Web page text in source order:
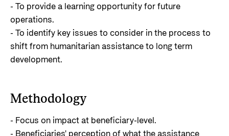
- To provide a learning opportunity for future
operations.
- To identify key issues to consider in the process to
shift from humanitarian assistance to long term
development.
Methodology
- Focus on impact at beneficiary-level.